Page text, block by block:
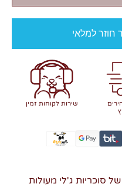
חוזר למלאי
שירות לקוחות זמין
השיקו 2 טעמים של סוכריות ג'לי מעולות